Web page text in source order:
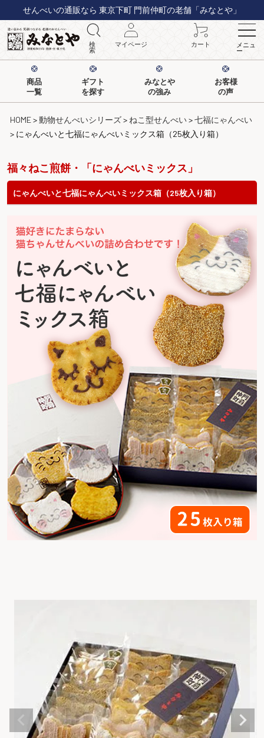
せんべいの通販なら 東京下町 門前仲町の老舗「みなとや」
検
索
マイページ カート メニュ
ー
商品
一覧
ギフト
を探す
みなとや
の強み
お客様
の声
HOME 動物せんべいシリーズ ねこ型せんべい
七福にゃんべい
にゃんべいと七福にゃんべいミックス箱（25枚入り箱）
福々ねこ煎餅・「にゃんべいミックス」
にゃんべいと七福にゃんべいミックス箱（25枚入り箱）